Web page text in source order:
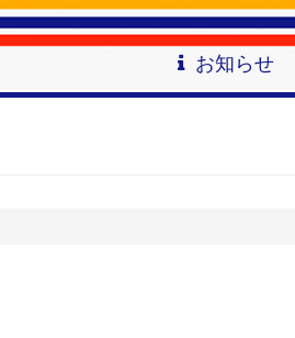
お知らせ